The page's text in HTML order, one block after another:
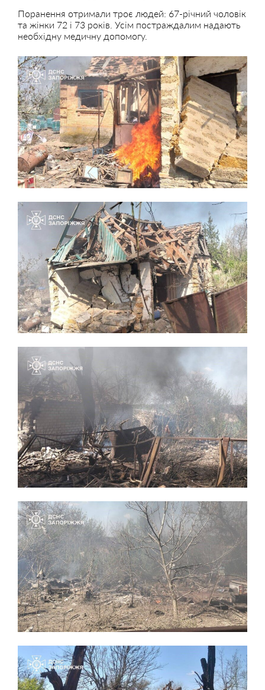
Поранення отримали троє людей: 67-річний чоловік
та жінки 72 і 73 років. Усім постраждалим надають
необхідну медичну допомогу.